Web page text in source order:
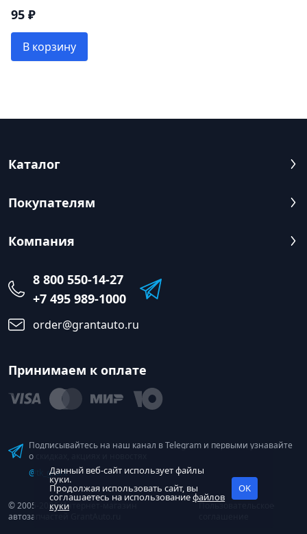
95 ₽
В корзину
Каталог
Покупателям
Компания
8 800 550-14-27
+7 495 989-1000
order@grantauto.ru
Принимаем к оплате
Подписывайтесь на наш канал в Telegram и первыми узнавайте
о скидках, акциях и новостях
@tk_grant
© 2005-2026 Интернет-магазин
автозапчастей GrantAuto.ru
Пользовательское
Данный веб-сайт использует файлы
куки.
Продолжая использовать сайт, вы
соглашаетесь на использованиефайлов
куки
OK